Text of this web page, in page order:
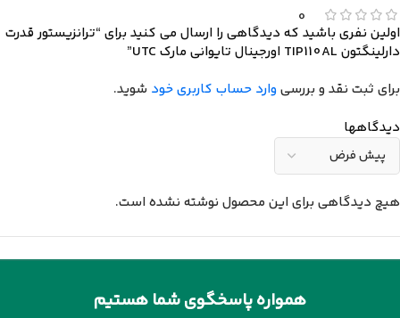
0
دیدگاهها
هیچ دیدگاهی برای این محصول نوشته نشده است.
اولین نفری باشید که دیدگاهی را ارسال می کنید برای “ترانزیستور قدرت
دارلینگتون TIP110AL اورجینال تایوانی مارک UTC”
برای ثبت نقد و بررسیوارد حساب کاربری خود شوید.
همواره پاسخگوی شما هستیم